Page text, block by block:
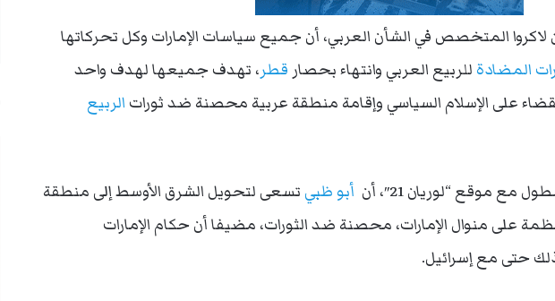
المتخصص في الشأن العربي، أن جميع سياسات الإمارات وكل تحركاتها
المضادة للربيع العربي وانتهاء بحصار قطر، تهدف جميعها لهدف واحد
على الإسلام السياسي وإقامة منطقة عربية محصنة ضد ثورات الربيع
مع موقع “لوريان 21″، أن أبو ظبي تسعى لتحويل الشرق الأوسط إلى منطقة
على منوال الإمارات، محصنة ضد الثورات، مضيفا أن حكام الإمارات
حتى مع إسرائيل.